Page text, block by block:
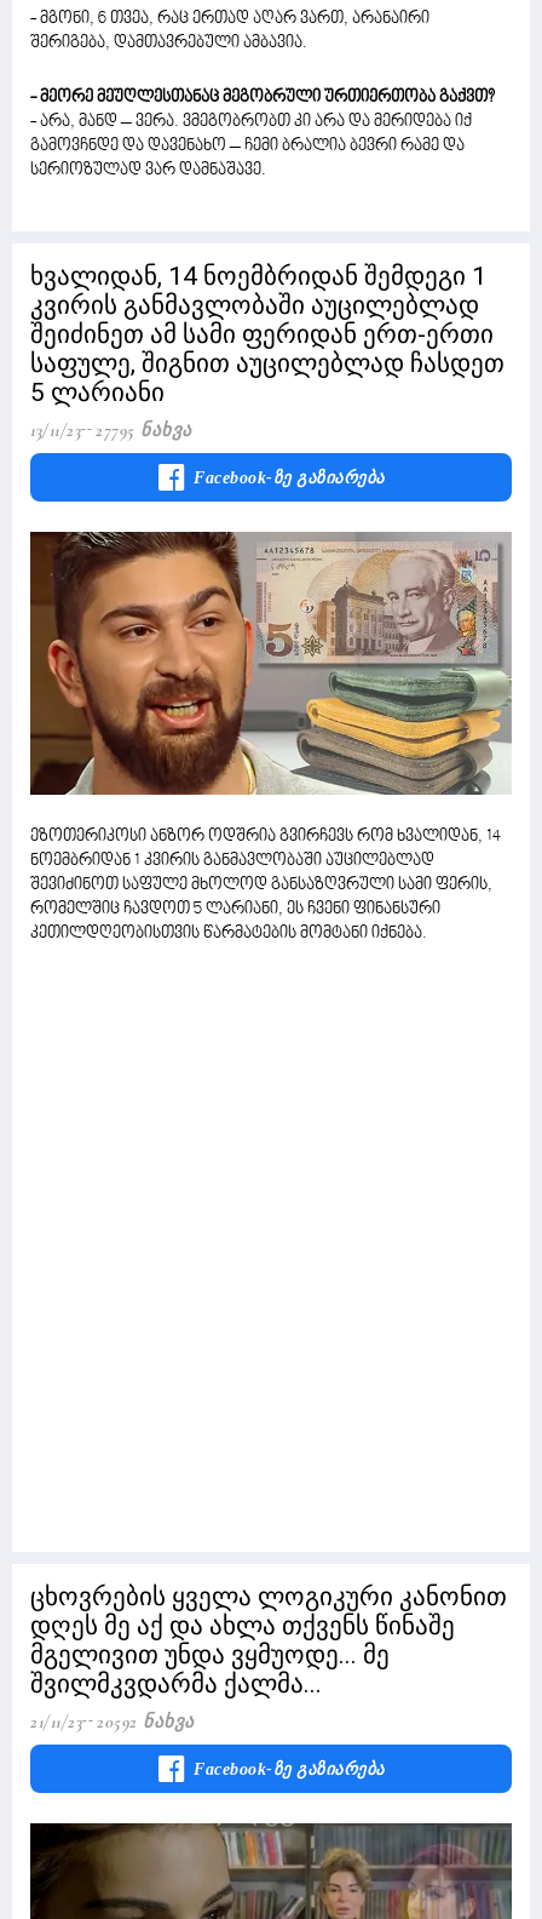
- მგონი, 6 თვეა, რაც ერთად აღარ ვართ, არანაირი
შერიგება, დამთავრებული ამბავია.
- მეორე მეუღლესთანაც მეგობრული ურთიერთობა გაქვთ?
- არა, მანდ – ვერა. ვმეგობრობთ კი არა და მერიდება იქ
გამოვჩნდე და დავენახო – ჩემი ბრალია ბევრი რამე და
სერიოზულად ვარ დამნაშავე.
ხვალიდან, 14 ნოემბრიდან შემდეგი 1
კვირის განმავლობაში აუცილებლად
შეიძინეთ ამ სამი ფერიდან ერთ-ერთი
საფულე, შიგნით აუცილებლად ჩასდეთ
5 ლარიანი
13/11/23 27795 Ნახვა
Facebook-Ზე Გაზიარება
ეზოთერიკოსი ანზორ ოდშრია გვირჩევს რომ ხვალიდან, 14
ნოემბრიდან 1 კვირის განმავლობაში აუცილებლად
შევიძინოთ საფულე მხოლოდ განსაზღვრული სამი ფერის,
რომელშიც ჩავდოთ 5 ლარიანი, ეს ჩვენი ფინანსური
კეთილდღეობისთვის წარმატების მომტანი იქნება.
ცხოვრების ყველა ლოგიკური კანონით
დღეს მე აქ და ახლა თქვენს წინაშე
მგელივით უნდა ვყმუოდე... მე
შვილმკვდარმა ქალმა...
21/11/23 20592 Ნახვა
Facebook-Ზე Გაზიარება